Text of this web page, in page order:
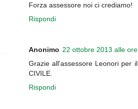
Forza assessore noi ci crediamo!
Rispondi
Anonimo 22 ottobre 2013 alle
Grazie all'assessore Leonori per
CIVILE.
Rispondi